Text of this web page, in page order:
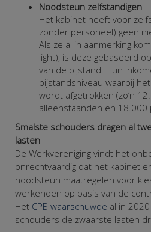
Noodsteun zelfstandigen
Het kabinet heeft voor
zonder personeel) geen
Als ze al in aanmerking
light), is deze gebaseerd
van de bijstand. Hun
bijstandsniveau waarbij
wordt afgetrokken (zo’n
alleenstaanden en 18.000
Smalste schouders dragen al
lasten
De Werkvereniging vindt het
onrechtvaardig dat het kabinet
noodsteun maatregelen voor
werkenden op basis van de
Het CPB waarschuwde al in
schouders de zwaarste lasten